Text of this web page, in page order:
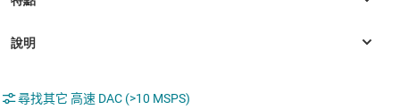
尋找其它 高速 DAC (>10 MSPS)